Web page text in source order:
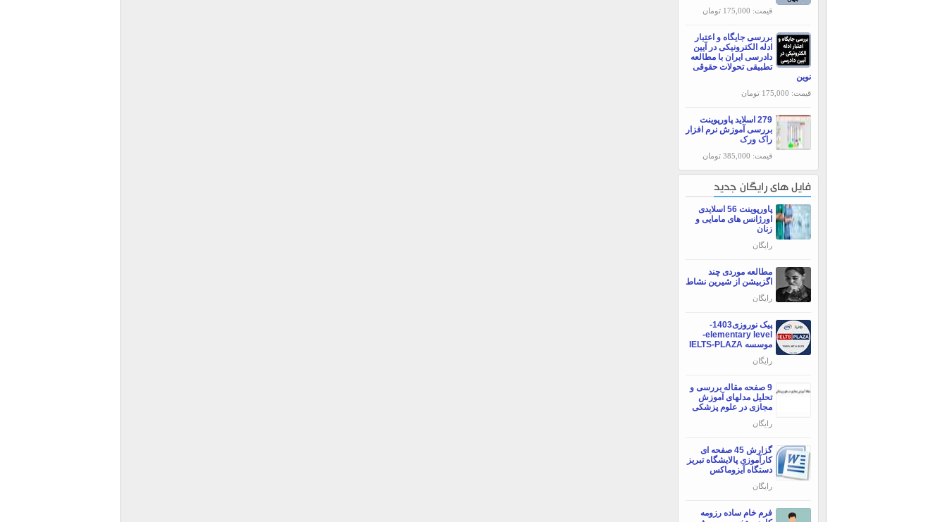
قیمت: 175,000 تومان
بررسی جایگاه و اعتبار
ادله الکترونیکی در آیین
دادرسی ایران با مطالعه
تطبیقی تحولات حقوقی
نوین
قیمت: 175,000 تومان
279 اسلاید پاورپوینت
بررسی آموزش نرم افزار
راک ورک
قیمت: 385,000 تومان
فایل های رایگان جدید
پاورپوینت 56 اسلایدی
اورژانس های مامایی و
زنان
رایگان
مطالعه موردی چند
اگزبیشن از شیرین نشاط
رایگان
پیک نوروزی1403-
elementary level-
موسسه IELTS-PLAZA
رایگان
9 صفحه مقاله بررسی و
تحلیل مدلهای آموزش
مجازی در علوم پزشکی
رایگان
گزارش 45 صفحه ای
کارآموزی پالایشگاه تبریز
دستگاه آیزوماکس
رایگان
فرم خام ساده رزومه